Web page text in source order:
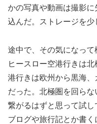
かの写真や動画は撮影
込んだ。ストレージを少
途中で、その気になっ
ヒースロー空港行きは
港行きは欧州から黒海
だった。北極圏を回ら
繋がるはずと思って試し
ブログや旅行記とか書